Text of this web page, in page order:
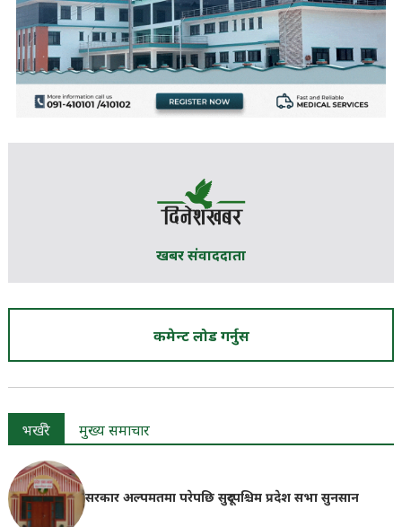
खबर संवाददाता
कमेन्ट लोड गर्नुस
भर्खरै मुख्य समाचार
सरकार अल्पमतमा परेपछि सुदूरपश्चिम प्रदेश सभा सुनसान